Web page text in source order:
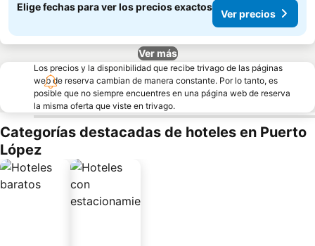
Elige fechas para ver los precios exactos
Ver precios
Ver más
Los precios y la disponibilidad que recibe trivago de las páginas
web de reserva cambian de manera constante. Por lo tanto, es
posible que no siempre encuentres en una página web de reserva
la misma oferta que viste en trivago.
Categorías destacadas de hoteles en Puerto
López